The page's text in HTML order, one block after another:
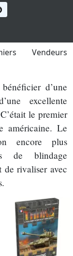
Twitter
sur Pinterest
Vendeurs
d’une
excellente
le premier
américaine. Le
encore plus
de blindage
de rivaliser avec